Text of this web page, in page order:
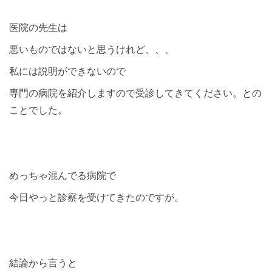
医院の先生は
悪いものではないと思うけれど、、、
私には説明ができないので
専門の病院を紹介しますので受診してきてください。との
ことでした。
めっちゃ混んでる病院で
今日やっと診察を受けてきたのですが。
結論から言うと